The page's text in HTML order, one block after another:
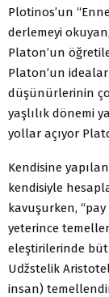
Plotinos’un
derlemeyi
Platon’un
Platon’un
düşünürlerinin
yaşlılık dönemi
yollar açıyor
Kendisine
kendisiyle
kavuşurken,
yeterince
eleştirilerinde
Uǆstelik
insan)